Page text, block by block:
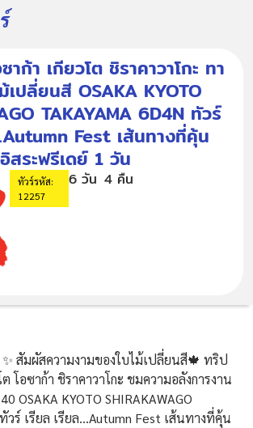
ก้า เกียวโต ชิราคาวาโกะ ทา
เปลี่ยนสี OSAKA KYOTO
TAKAYAMA 6D4N ทัวร์
Fest เส้นทางที่คุ้น
สระฟรีเดย์ 1 วัน
ทัวร์รหัส:
12257
6 วัน 4 คืน
✨ สัมผัสความงามของใบไม้เปลี่ยนสี🍁 ทริป
โอซาก้า ชิราคาวาโกะ ชมความอลังการงาน
OSAKA KYOTO SHIRAKAWAGO
วร์ เรียล เรียล...Autumn Fest เส้นทางที่คุ้น